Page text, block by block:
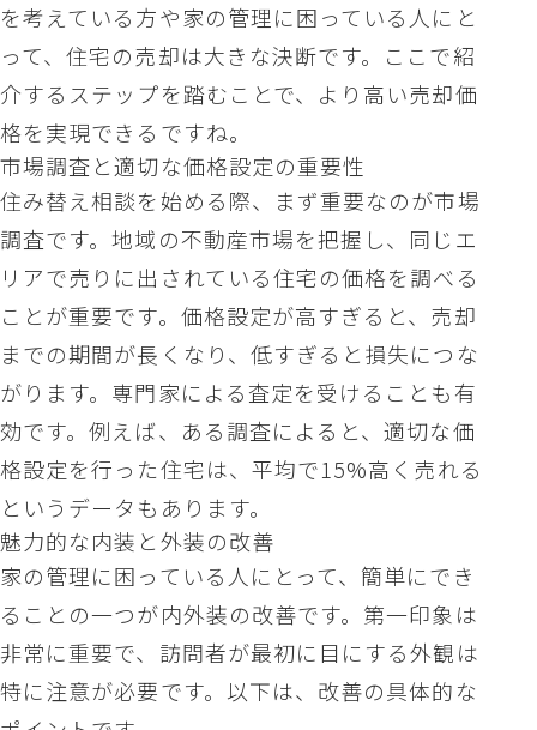
を考えている方や家の管理に困っている人にと
って、住宅の売却は大きな決断です。ここで紹
介するステップを踏むことで、より高い売却価
格を実現できるですね。
市場調査と適切な価格設定の重要性
住み替え相談を始める際、まず重要なのが市場
調査です。地域の不動産市場を把握し、同じエ
リアで売りに出されている住宅の価格を調べる
ことが重要です。価格設定が高すぎると、売却
までの期間が長くなり、低すぎると損失につな
がります。専門家による査定を受けることも有
効です。例えば、ある調査によると、適切な価
格設定を行った住宅は、平均で15%高く売れる
というデータもあります。
魅力的な内装と外装の改善
家の管理に困っている人にとって、簡単にでき
ることの一つが内外装の改善です。第一印象は
非常に重要で、訪問者が最初に目にする外観は
特に注意が必要です。以下は、改善の具体的な